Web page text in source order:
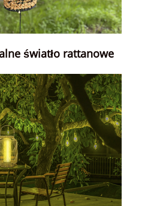
światło rattanowe